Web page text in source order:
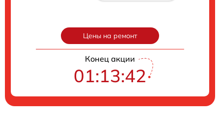
Цены на ремонт
Конец акции
01:13:41